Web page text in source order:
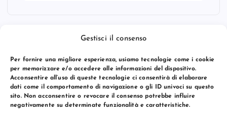
Gestisci il consenso
Per fornire una migliore esperienza, usiamo tecnologie come i cookie
per memorizzare e/o accedere alle informazioni del dispositivo.
Acconsentire all’uso di queste tecnologie ci consentirà di elaborare
dati come il comportamento di navigazione o gli ID univoci su questo
sito. Non acconsentire o revocare il consenso potrebbe influire
negativamente su determinate funzionalità e caratteristiche.